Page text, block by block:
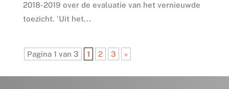
2018-2019 over de evaluatie van het vernieuwde
toezicht. ‘Uit het...
Pagina 1 van 3 1 2 3 »